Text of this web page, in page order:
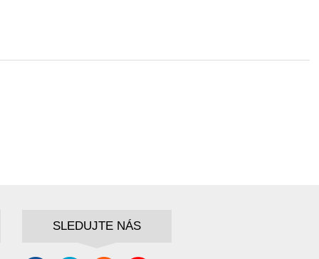
SLEDUJTE NÁS